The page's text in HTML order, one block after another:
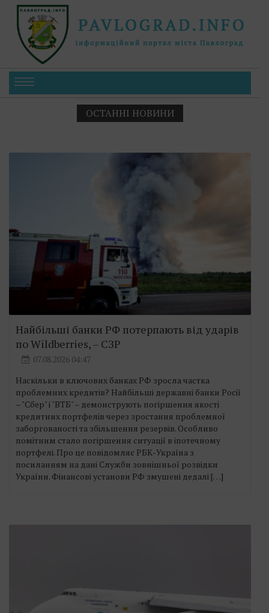
ОСТАННІ НОВИНИ
Найбільші банки РФ потерпають від ударів
по Wildberries, – СЗР
07.08.2026 04:47
Наскільки в ключових банках РФ зросла частка
проблемних кредитів? Найбільші державні банки Росії
– "Сбер" і "ВТБ" – демонструють погіршення якості
кредитних портфелів через зростання проблемної
заборгованості та збільшення резервів. Особливо
помітним стало погіршення ситуації в іпотечному
портфелі. Про це повідомляє РБК-Україна з
посиланням на дані Служби зовнішньої розвідки
України. Фінансові установи РФ змушені дедалі […]